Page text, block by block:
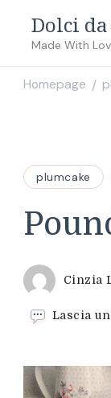
Dolci
Made With
Homepage /
plumcake
Cinzia
Lascia